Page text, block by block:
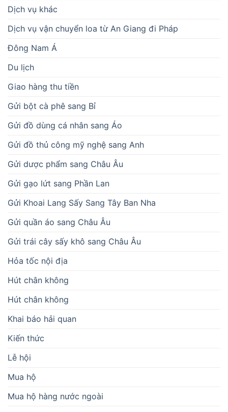
Dịch vụ khác
Dịch vụ vận chuyển loa từ An Giang đi Pháp
Đông Nam Á
Du lịch
Giao hàng thu tiền
Gửi bột cà phê sang Bỉ
Gửi đồ dùng cá nhân sang Áo
Gửi đồ thủ công mỹ nghệ sang Anh
Gửi dược phẩm sang Châu Âu
Gửi gạo lứt sang Phần Lan
Gửi Khoai Lang Sấy Sang Tây Ban Nha
Gửi quần áo sang Châu Âu
Gửi trái cây sấy khô sang Châu Âu
Hỏa tốc nội địa
Hút chân không
Hút chân không
Khai báo hải quan
Kiến thức
Lễ hội
Mua hộ
Mua hộ hàng nước ngoài